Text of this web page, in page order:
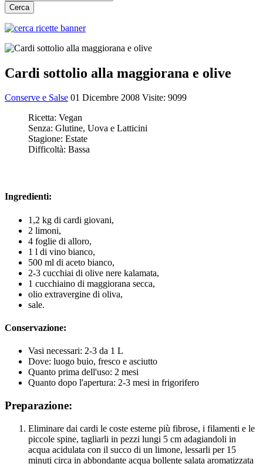
Cerca
Cardi sottolio alla maggiorana e olive
Conserve e Salse 01 Dicembre 2008 Visite: 9099
Ricetta: Vegan
Senza: Glutine, Uova e Latticini
Stagione: Estate
Difficoltà: Bassa
Ingredienti:
1,2 kg di cardi giovani,
2 limoni,
4 foglie di alloro,
1 l di vino bianco,
500 ml di aceto bianco,
2-3 cucchiai di olive nere kalamata,
1 cucchiaino di maggiorana secca,
olio extravergine di oliva,
sale.
Conservazione:
Vasi necessari: 2-3 da 1 L
Dove: luogo buio, fresco e asciutto
Quanto prima dell'uso: 2 mesi
Quanto dopo l'apertura: 2-3 mesi in frigorifero
Preparazione:
Eliminare dai cardi le coste esterne più fibrose, i filamenti e le
piccole spine, tagliarli in pezzi lungi 5 cm adagiandoli in
acqua acidulata con il succo di un limone, lessarli per 15
minuti circa in abbondante acqua bollente salata aromatizzata